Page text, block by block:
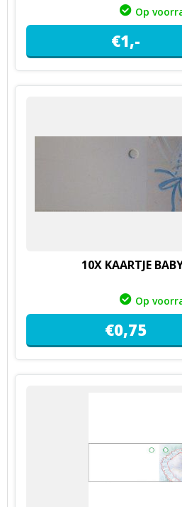
Op
€1,-
10X KAARTJE
Op
€0,75